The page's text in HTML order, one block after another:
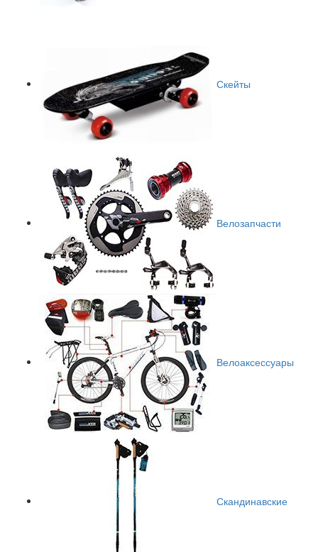
Скейты
Велозапчасти
Велоаксессуары
Скандинавские